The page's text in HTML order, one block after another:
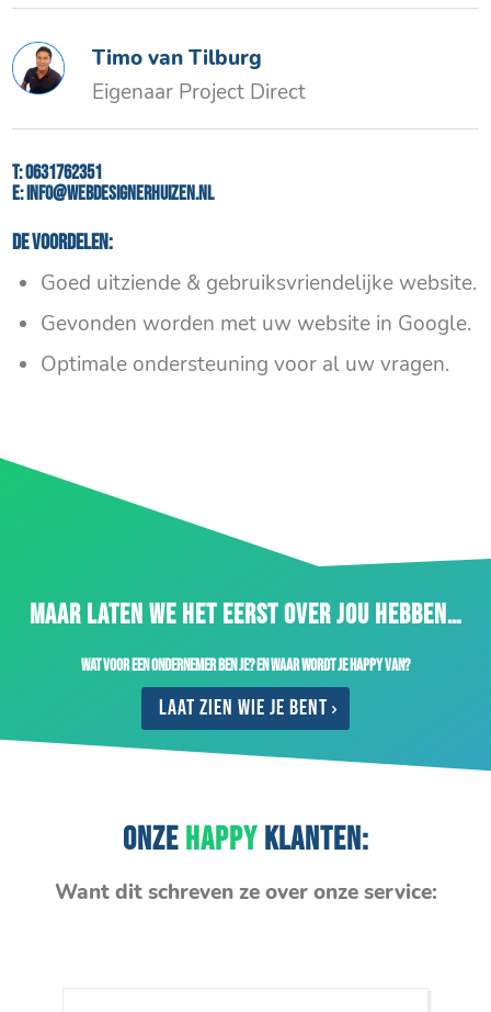
Timo van Tilburg
Eigenaar Project Direct
T:0631762351
E:info@webdesignerhuizen.nl
De voordelen:
Goed uitziende & gebruiksvriendelijke website.
Gevonden worden met uw website in Google.
Optimale ondersteuning voor al uw vragen.
MAAR LATEN WE HET EERST OVER JOU HEBBEN…
Wat voor een ondernemer ben je? En waar wordt je happy van?
Laat zien wie je bent
ONZEHAPPYKLANTEN:
Want dit schreven ze over onze service: